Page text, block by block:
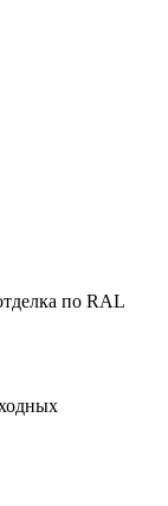
по RAL